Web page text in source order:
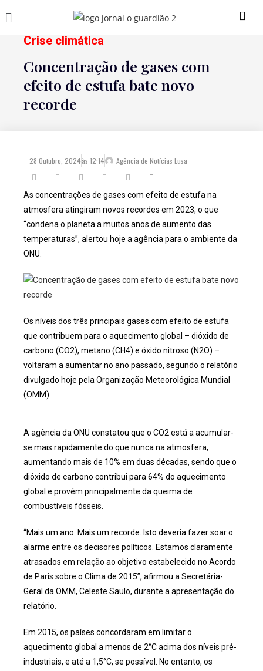
Crise climática
Concentração de gases com
efeito de estufa bate novo
recorde
28 Outubro, 2024às 12:14 Agência de Notícias Lusa
As concentrações de gases com efeito de estufa na
atmosfera atingiram novos recordes em 2023, o que
“condena o planeta a muitos anos de aumento das
temperaturas”, alertou hoje a agência para o ambiente da
ONU.
Os níveis dos três principais gases com efeito de estufa
que contribuem para o aquecimento global – dióxido de
carbono (CO2), metano (CH4) e óxido nitroso (N2O) –
voltaram a aumentar no ano passado, segundo o relatório
divulgado hoje pela Organização Meteorológica Mundial
(OMM).
A agência da ONU constatou que o CO2 está a acumular-
se mais rapidamente do que nunca na atmosfera,
aumentando mais de 10% em duas décadas, sendo que o
dióxido de carbono contribui para 64% do aquecimento
global e provém principalmente da queima de
combustíveis fósseis.
“Mais um ano. Mais um recorde. Isto deveria fazer soar o
alarme entre os decisores políticos. Estamos claramente
atrasados em relação ao objetivo estabelecido no Acordo
de Paris sobre o Clima de 2015”, afirmou a Secretária-
Geral da OMM, Celeste Saulo, durante a apresentação do
relatório.
Em 2015, os países concordaram em limitar o
aquecimento global a menos de 2°C acima dos níveis pré-
industriais, e até a 1,5°C, se possível. No entanto, os